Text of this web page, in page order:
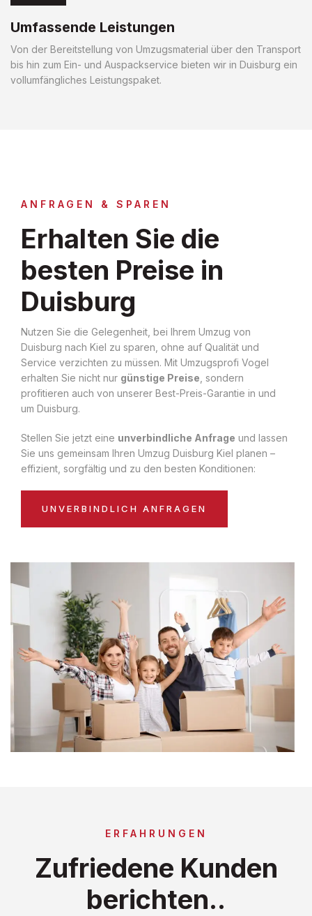
Umfassende Leistungen
Von der Bereitstellung von Umzugsmaterial über den Transport
bis hin zum Ein- und Auspackservice bieten wir in Duisburg ein
vollumfängliches Leistungspaket.
ANFRAGEN & SPAREN
Erhalten Sie die
besten Preise in
Duisburg
Nutzen Sie die Gelegenheit, bei Ihrem Umzug von
Duisburg nach Kiel zu sparen, ohne auf Qualität und
Service verzichten zu müssen. Mit Umzugsprofi Vogel
erhalten Sie nicht nur günstige Preise , sondern
profitieren auch von unserer Best-Preis-Garantie in und
um Duisburg.
Stellen Sie jetzt eine unverbindliche Anfrage und lassen
Sie uns gemeinsam Ihren Umzug Duisburg Kiel planen –
effizient, sorgfältig und zu den besten Konditionen:
UNVERBINDLICH ANFRAGEN
ERFAHRUNGEN
Zufriedene Kunden
berichten..